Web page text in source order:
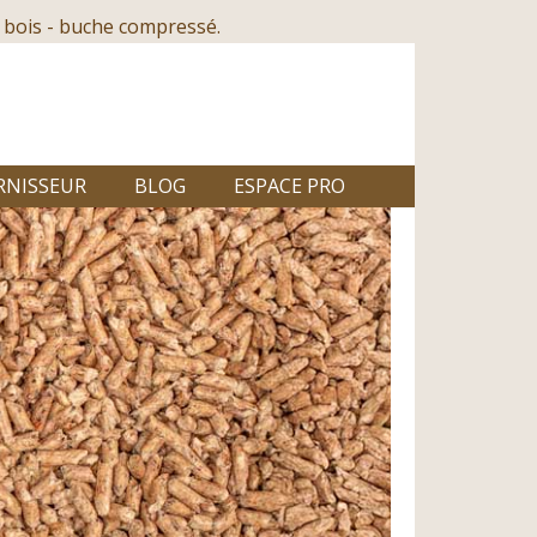
- buche compressé.
BLOG ESPACE PRO